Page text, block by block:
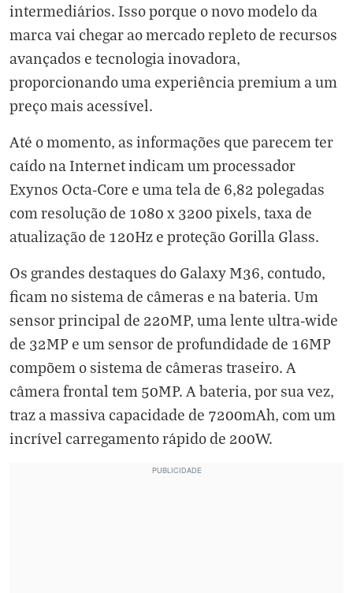
intermediários. Isso porque o novo modelo da
marca vai chegar ao mercado repleto de recursos
avançados e tecnologia inovadora,
proporcionando uma experiência premium a um
preço mais acessível.
Até o momento, as informações que parecem ter
caído na Internet indicam um processador
Exynos Octa-Core e uma tela de 6,82 polegadas
com resolução de 1080 x 3200 pixels, taxa de
atualização de 120Hz e proteção Gorilla Glass.
Os grandes destaques do Galaxy M36, contudo,
ficam no sistema de câmeras e na bateria. Um
sensor principal de 220MP, uma lente ultra-wide
de 32MP e um sensor de profundidade de 16MP
compõem o sistema de câmeras traseiro. A
câmera frontal tem 50MP. A bateria, por sua vez,
traz a massiva capacidade de 7200mAh, com um
incrível carregamento rápido de 200W.